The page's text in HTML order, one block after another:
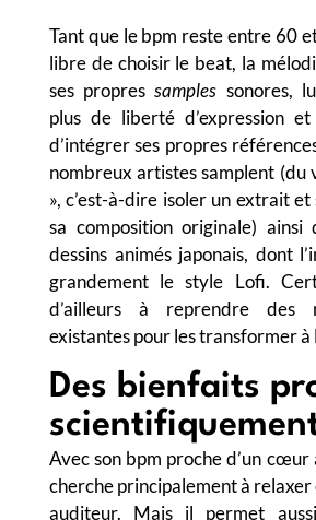
Tant que le bpm reste entre 60
libre de choisir le beat, la
ses propressamples sonores,
plus de liberté d’expression
d’intégrer ses propres
nombreux artistes samplent (du
», c’est-à-dire isoler un extrait et
sa composition originale) ainsi
dessins animés japonais, dont
grandement le style Lofi.
d’ailleurs à reprendre des
existantes pour les transformer à
Des bienfaits
Avec son bpm proche d’un cœur
cherche principalement à
auditeur. Mais il permet